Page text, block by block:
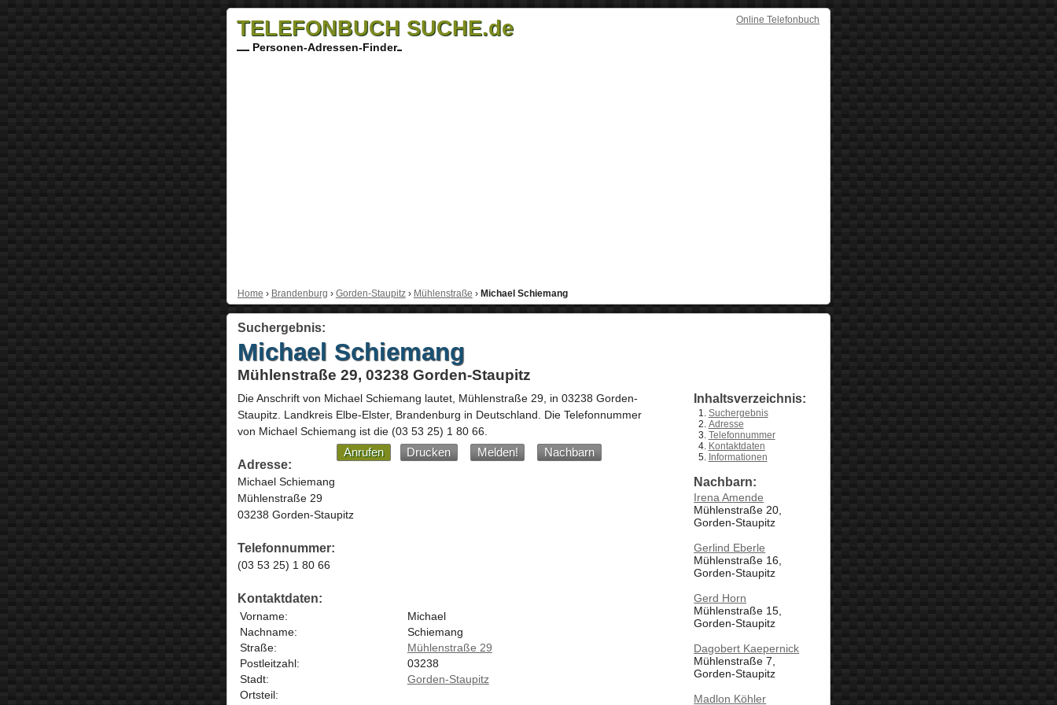
Online Telefonbuch
TELEFONBUCH SUCHE.de
Personen-Adressen-Finder
Home › Brandenburg › Gorden-Staupitz› Mühlenstraße › Michael Schiemang
Suchergebnis:
Michael Schiemang
Mühlenstraße 29, 03238 Gorden-Staupitz
Die Anschrift von Michael Schiemang lautet, Mühlenstraße 29, in 03238 Gorden-
Staupitz. Landkreis Elbe-Elster, Brandenburg in Deutschland
Die Telefonnummer
von Michael Schiemang ist die (03 53 25) 1 80 66
Anrufen Drucken Melden!
Nachbarn
Adresse:
Michael Schiemang
Mühlenstraße 29
03238 Gorden-Staupitz
Telefonnummer:
(03 53 25) 1 80 66
Kontaktdaten:
Vorname:
Michael
Nachname:
Schiemang
Straße:
Mühlenstraße 29
Postleitzahl:
03238
Stadt:
Gorden-Staupitz
Ortsteil:
Inhaltsverzeichnis:
Suchergebnis
Adresse
Telefonnummer
Kontaktdaten
Informationen
Nachbarn:
Irena Amende
Mühlenstraße 20,
Gorden-Staupitz
Gerlind Eberle
Mühlenstraße 16,
Gorden-Staupitz
Gerd Horn
Mühlenstraße 15,
Gorden-Staupitz
Dagobert Kaepernick
Mühlenstraße 7,
Gorden-Staupitz
Madlon Köhler